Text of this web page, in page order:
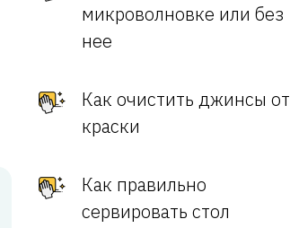
микроволновке или без
нее
Как очистить джинсы от
краски
Как правильно
сервировать стол